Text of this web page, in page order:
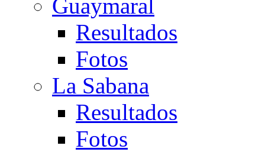
Guaymaral
Resultados
Fotos
La Sabana
Resultados
Fotos